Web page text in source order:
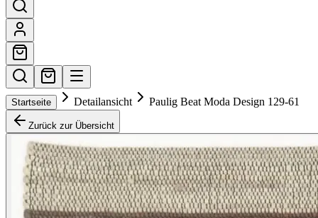
Startseite Detailansicht Paulig Beat Moda Design 129-61
Zurück zur Übersicht